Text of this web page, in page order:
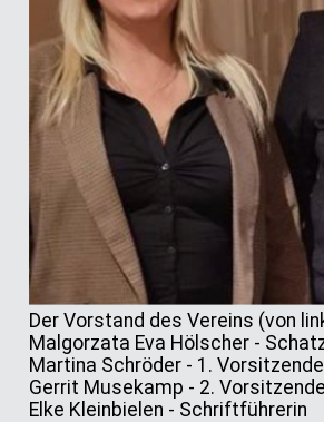
Der Vorstand des Vereins (von
Malgorzata Eva Hölscher -
Martina Schröder - 1. Vorsitzende
Gerrit Musekamp - 2.
Elke Kleinbielen - Schriftführerin